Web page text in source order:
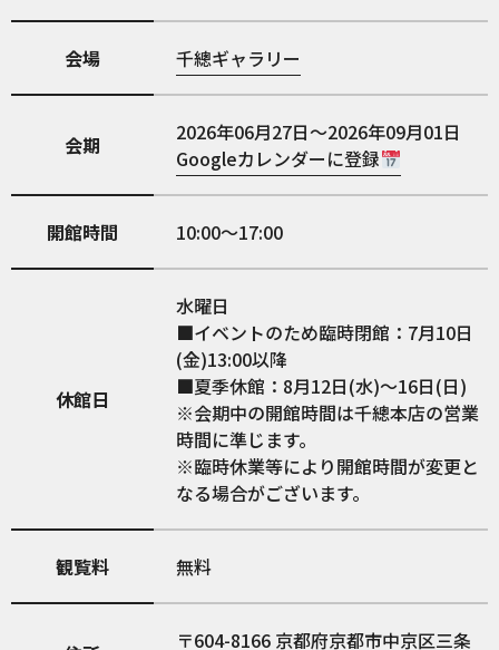
会場 千總ギャラリー
会期
2026年06月27日～2026年09月01日
Googleカレンダーに登録
開館時間 10:00〜17:00
休館日
水曜日
■イベントのため臨時閉館：7月10日
(金)13:00以降
■夏季休館：8月12日(水)〜16日(日)
※会期中の開館時間は千總本店の営業
時間に準じます。
※臨時休業等により開館時間が変更と
なる場合がございます。
観覧料 無料
604-8166 京都府京都市中京区三条